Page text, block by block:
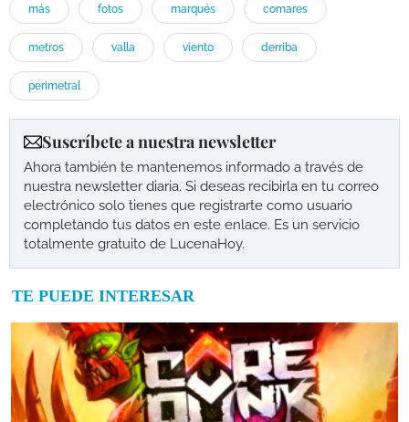
más fotos marqués comares
metros valla viento derriba
perimetral
Suscríbete a nuestra newsletter
Ahora también te mantenemos informado a través de
nuestra newsletter diaria. Si deseas recibirla en tu correo
electrónico solo tienes que registrarte como usuario
completando tus datos en este enlace. Es un servicio
totalmente gratuito de LucenaHoy.
TE PUEDE INTERESAR